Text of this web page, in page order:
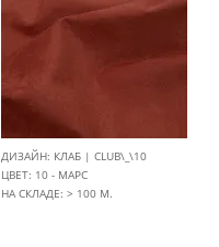
ДИЗАЙН: КЛАБ | CLUB\_\10
ЦВЕТ: 10 - МАРС
НА СКЛАДЕ: > 100 М.